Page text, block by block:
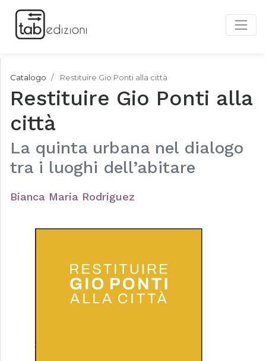
Catalogo Restituire Gio Ponti alla città
Restituire Gio Ponti alla
città
La quinta urbana nel dialogo
tra i luoghi dell’abitare
Bianca Maria Rodriguez